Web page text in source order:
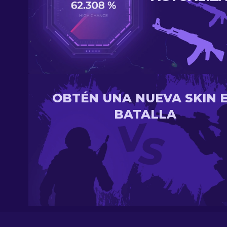
OBTÉN UNA NUEVA SKIN
BATALLA